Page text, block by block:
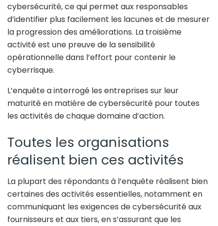
cybersécurité, ce qui permet aux responsables
d’identifier plus facilement les lacunes et de mesurer
la progression des améliorations. La troisième
activité est une preuve de la sensibilité
opérationnelle dans l’effort pour contenir le
cyberrisque.
L’enquête a interrogé les entreprises sur leur
maturité en matière de cybersécurité pour toutes
les activités de chaque domaine d’action.
Toutes les organisations
réalisent bien ces activités
La plupart des répondants à l’enquête réalisent bien
certaines des activités essentielles, notamment en
communiquant les exigences de cybersécurité aux
fournisseurs et aux tiers, en s’assurant que les